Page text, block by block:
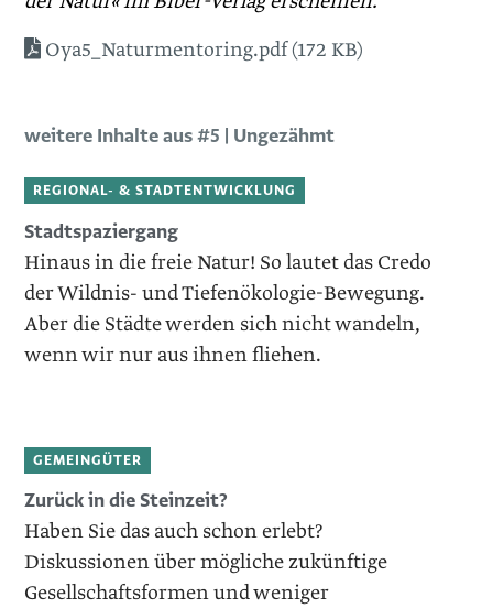
Oya5_Naturmentoring.pdf (172 KB)
weitere Inhalte aus #5 | Ungezähmt
REGIONAL- & STADTENTWICKLUNG
Stadtspaziergang
Hinaus in die freie Natur! So lautet das Credo
der Wildnis- und Tiefenökologie-Bewegung.
Aber die Städte werden sich nicht wandeln,
wenn wir nur aus ihnen fliehen.
GEMEINGÜTER
Zurück in die Steinzeit?
Haben Sie das auch schon erlebt?
Diskussionen über mögliche zukünftige
Gesellschaftsformen und weniger